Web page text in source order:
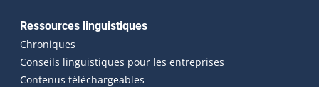
Ressources linguistiques
Chroniques
Conseils linguistiques pour les entreprises
Contenus téléchargeables